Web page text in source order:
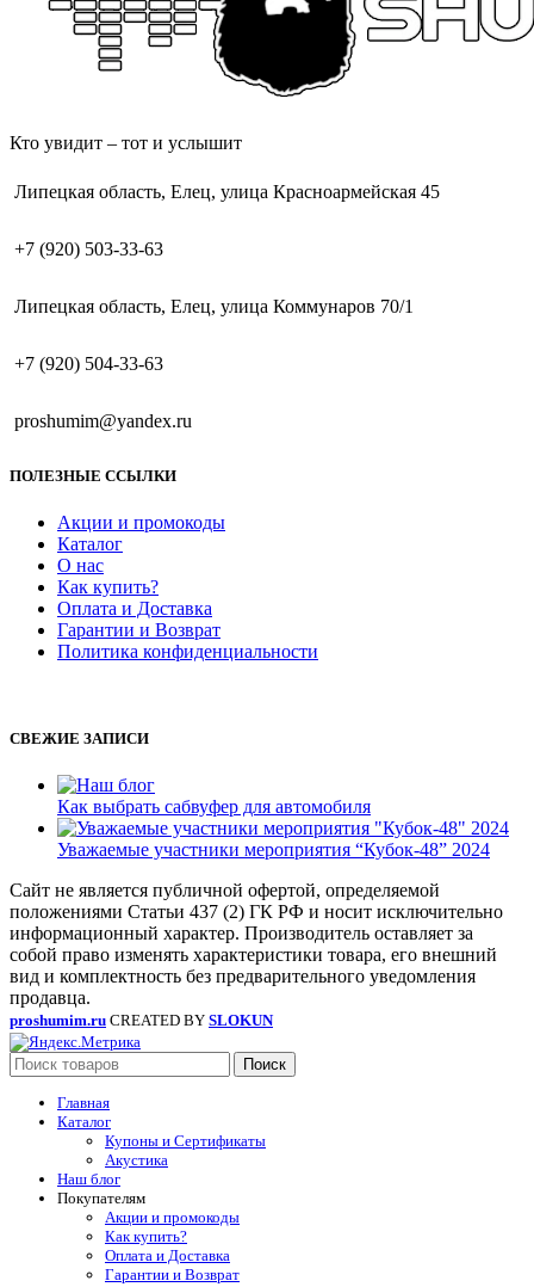
Кто увидит – тот и услышит
Липецкая область, Елец, улица Красноармейская 45
+7 (920) 503-33-63
Липецкая область, Елец, улица Коммунаров 70/1
+7 (920) 504-33-63
proshumim@yandex.ru
ПОЛЕЗНЫЕ ССЫЛКИ
Акции и промокоды
Каталог
О нас
Как купить?
Оплата и Доставка
Гарантии и Возврат
Политика конфиденциальности
СВЕЖИЕ ЗАПИСИ
Как выбрать сабвуфер для автомобиля
Уважаемые участники мероприятия “Кубок-48” 2024
Сайт не является публичной офертой, определяемой
положениями Статьи 437 (2) ГК РФ и носит исключительно
информационный характер. Производитель оставляет за
собой право изменять характеристики товара, его внешний
вид и комплектность без предварительного уведомления
продавца.
proshumim.ru CREATED BY SLOKUN
Поиск
Главная
Каталог
Купоны и Сертификаты
Акустика
Наш блог
Покупателям
Акции и промокоды
Как купить?
Оплата и Доставка
Гарантии и Возврат